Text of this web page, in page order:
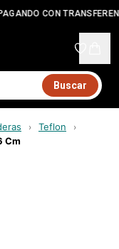
CON
Buscar
› Teflon ›
Cm